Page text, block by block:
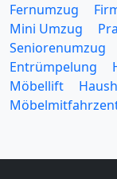
Fernumzug
Mini Umzug
Seniorenumzug
Entrümpelung
Möbellift